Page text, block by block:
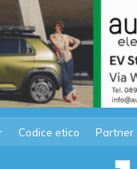
Codice etico Partner